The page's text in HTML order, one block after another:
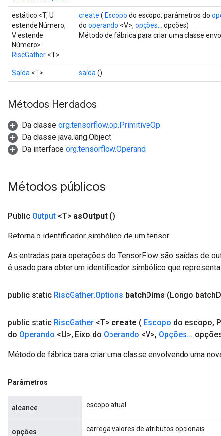
estático <T, U
estende Número,
V estende
Número>
RiscGather <T>
create ( Escopo do escopo, parâmetros do
do operando <V>, opções...
opções)
Método de fábrica para criar uma classe
Saída <T> saída ()
Métodos Herdados
Da classe org.tensorflow.op.PrimitiveOp
Da classe java.lang.Object
Da interface org.tensorflow.Operand
Métodos públicos
Public Output <T> asOutput ()
Retorna o identificador simbólico de um tensor.
As entradas para operações do TensorFlow são saídas de
é usado para obter um identificador simbólico que
public static RiscGather.Options batchDims (Longo batch
public static RiscGather <T> create ( Escopo do escopo,
do Operando <U>, Eixo do Operando <V>, Opções...
Método de fábrica para criar uma classe envolvendo uma
Parâmetros
alcance escopo atual
opções carrega valores de atributos opcionais